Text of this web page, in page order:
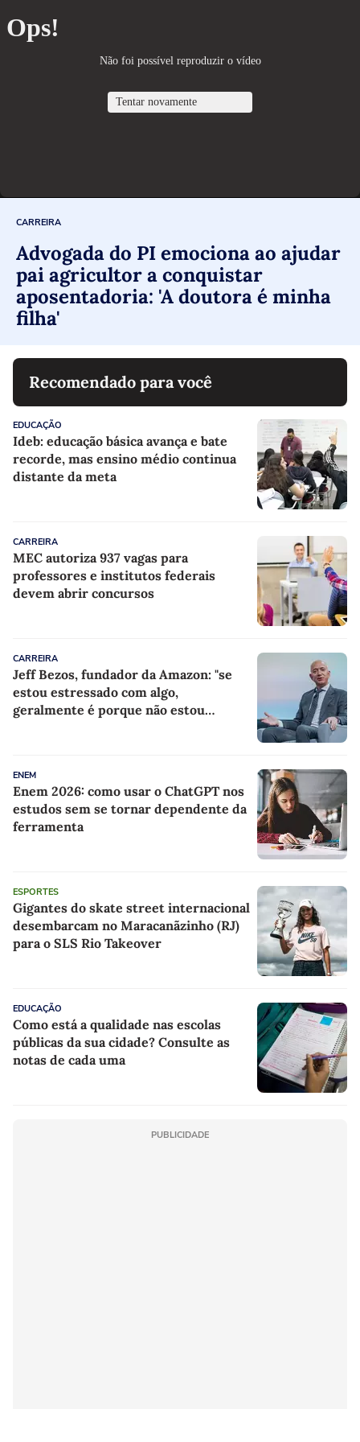
CARREIRA
Advogada do PI emociona ao ajudar
pai agricultor a conquistar
aposentadoria: 'A doutora é minha
filha'
Recomendado para você
EDUCAÇÃO
Ideb: educação básica avança e bate
recorde, mas ensino médio continua
distante da meta
CARREIRA
MEC autoriza 937 vagas para
professores e institutos federais
devem abrir concursos
CARREIRA
Jeff Bezos, fundador da Amazon: "se
estou estressado com algo,
geralmente é porque não estou
ENEM
Enem 2026: como usar o ChatGPT nos
estudos sem se tornar dependente da
ferramenta
ESPORTES
Gigantes do skate street internacional
desembarcam no Maracanãzinho (RJ)
para o SLS Rio Takeover
EDUCAÇÃO
Como está a qualidade nas escolas
públicas da sua cidade? Consulte as
notas de cada uma
PUBLICIDADE